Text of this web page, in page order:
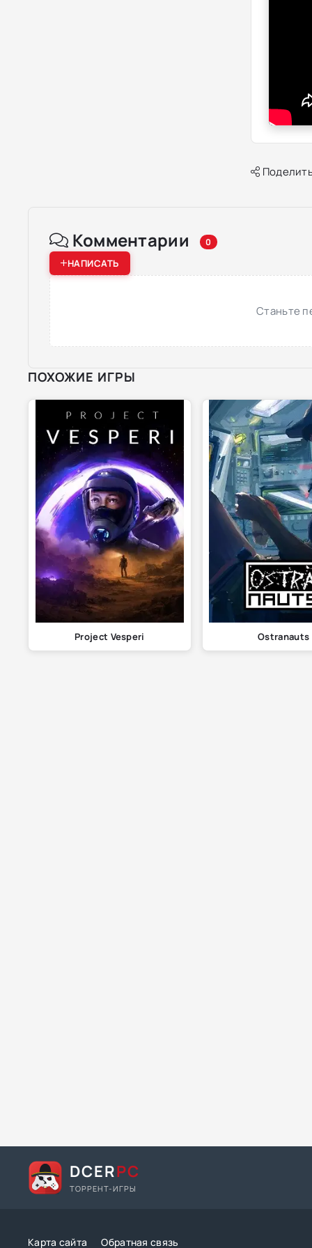
Комментарии 0
НАПИСАТЬ
Станьте
ПОХОЖИЕ ИГРЫ
Project Vesperi Ostranauts
DCERPC
ТОРРЕНТ-ИГРЫ
Карта сайта Обратная связь